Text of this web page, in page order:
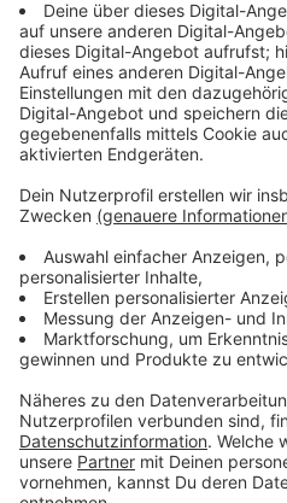
Die Siegerehrung ist für ca.
Rosenthal geplant.
(Bei Niedrigwasser werden
Kessel verlegt.)
Anzeige
©Silvia Wenzel
Niels Verhoef im
Anzeige